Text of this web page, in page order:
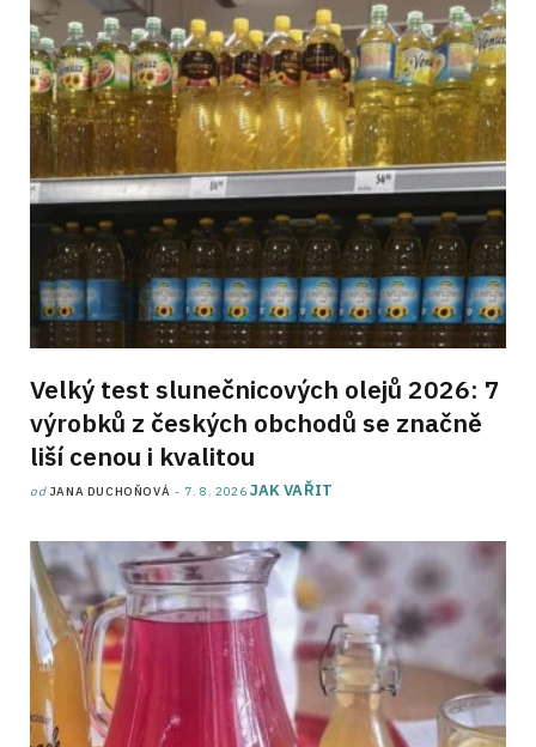
Velký test slunečnicových olejů 2026: 7
výrobků z českých obchodů se značně
liší cenou i kvalitou
od JANA DUCHOŇOVÁ 7. 8. 2026 JAK VAŘIT